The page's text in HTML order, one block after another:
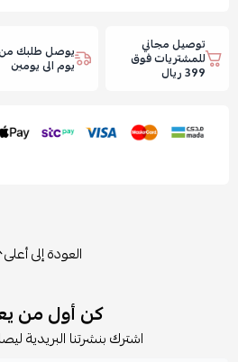
توصيل مجاني
للمشتريات فوق
399 ريال
يوصل طلبك
يوم الى يومين
العودة إلى أعلى
كن أول من
اشترك بنشرتنا البريدية